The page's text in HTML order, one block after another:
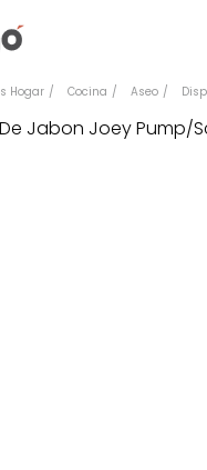
Hogar Cocina Aseo
Jabon Joey Pump/